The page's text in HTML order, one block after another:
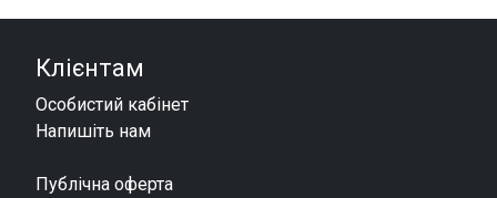
Клієнтам
Особистий кабінет
Напишіть нам
Публічна оферта